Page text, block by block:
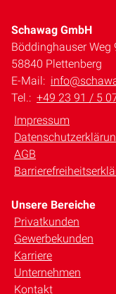
Schawag GmbH
Böddinghauser Weg
58840 Plettenberg
E-Mail:
Tel.: +49 23 91 / 5
Impressum
AGB
Unsere Bereiche
Privatkunden
Gewerbekunden
Karriere
Unternehmen
Kontakt